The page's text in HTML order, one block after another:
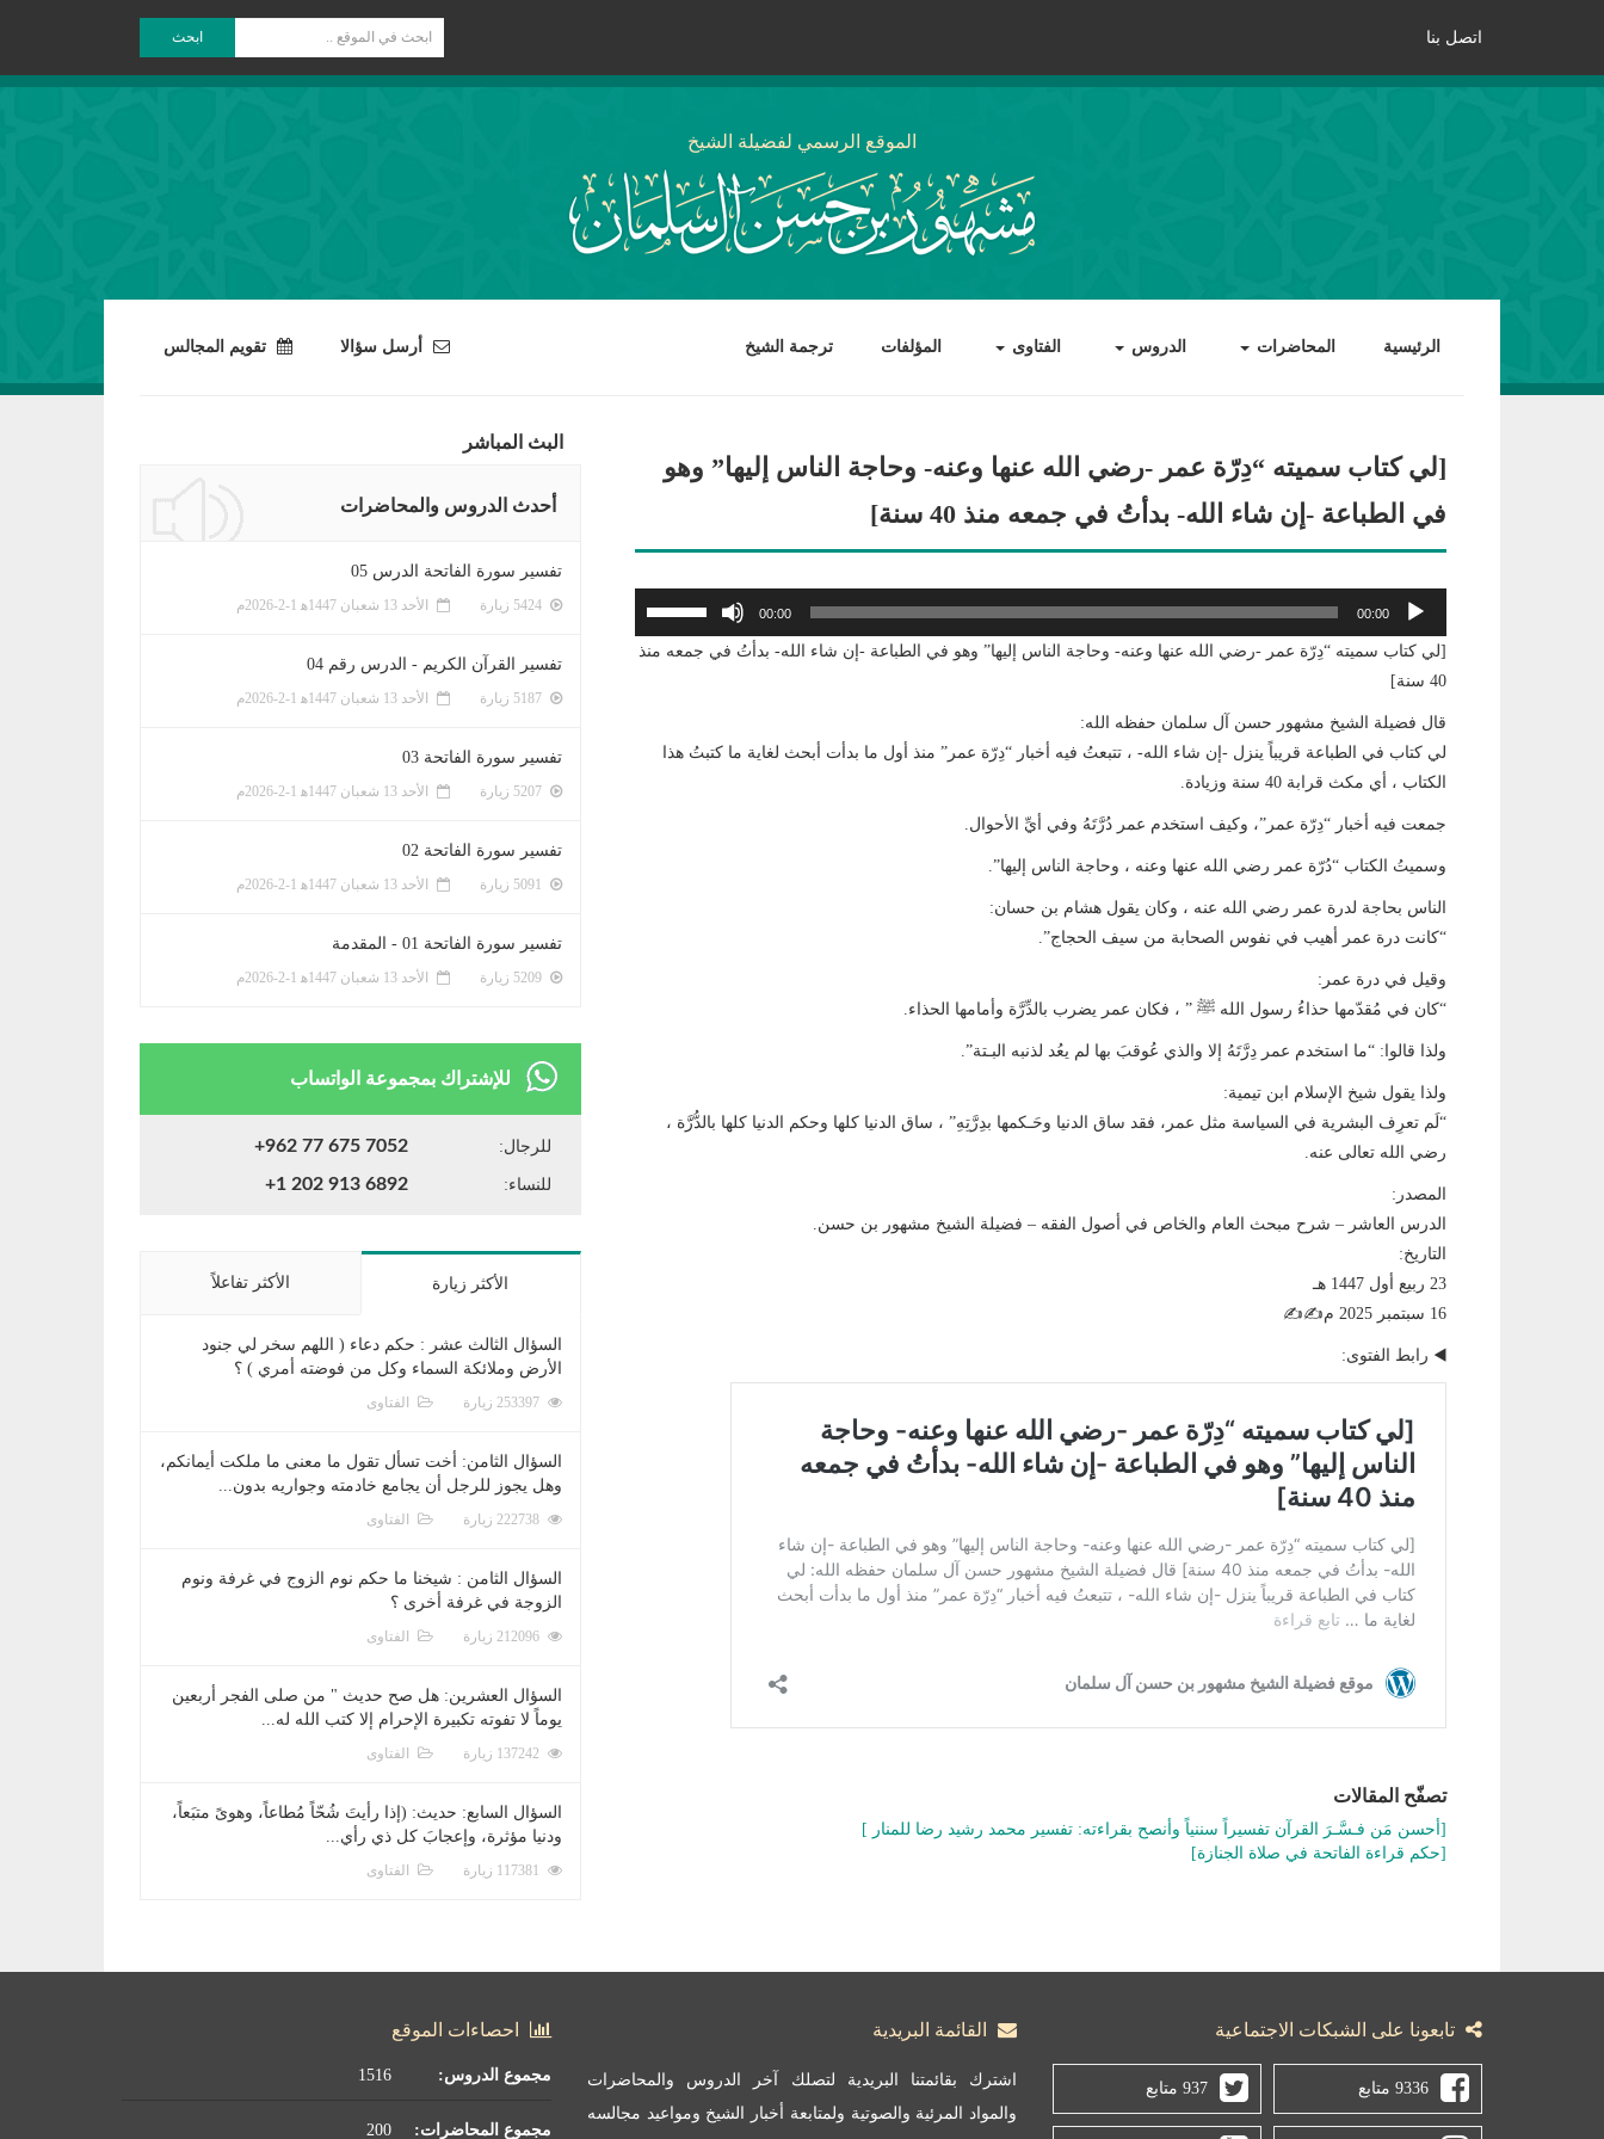
اتصل بنا ابحث
الموقع الرسمي لفضيلة الشيخ
الرئيسية المحاضرات الدروس الفتاوى المؤلفات ترجمة الشيخ أرسل سؤالا تقويم المجالس
[لي كتاب سميته “دِرّة عمر -رضي الله عنها وعنه- وحاجة الناس إليها” وهو
في الطباعة -إن شاء الله- بدأتُ في جمعه منذ 40 سنة]
مشغل
الصوت
00:00
00:00
الأسهم
[لي كتاب سميته “دِرّة عمر -رضي الله عنها وعنه- وحاجة الناس إليها” وهو في الطباعة -إن شاء الله- بدأتُ في جمعه منذ
40 سنة]
قال فضيلة الشيخ مشهور حسن آل سلمان حفظه الله:
لي كتاب في الطباعة قريباً ينزل -إن شاء الله- ، تتبعتُ فيه أخبار “دِرّة عمر” منذ أول ما بدأت أبحث لغاية ما كتبتُ هذا
الكتاب ، أي مكث قرابة 40 سنة وزيادة.
جمعت فيه أخبار “دِرّة عمر”، وكيف استخدم عمر دُرَّتَهُ وفي أيِّ الأحوال.
وسميتُ الكتاب “دُرّة عمر رضي الله عنها وعنه ، وحاجة الناس إليها”.
الناس بحاجة لدرة عمر رضي الله عنه ، وكان يقول هشام بن حسان:
“كانت درة عمر أهيب في نفوس الصحابة من سيف الحجاج”.
وقيل في درة عمر:
“كان في مُقدّمها حذاءُ رسول الله ﷺ ” ، فكان عمر يضرب بالدِّرَّة وأمامها الحذاء.
ولذا قالوا: “ما استخدم عمر دِرَّتَهُ إلا والذي عُوقبَ بها لم يعُد لذنبه البـتة”.
ولذا يقول شيخ الإسلام ابن تيمية:
“لَم تعرِف البشرية في السياسة مثل عمر، فقد ساق الدنيا وحَـكمها بدِرَّتِهِ” ، ساق الدنيا كلها وحكم الدنيا كلها بالدُّرَّة ،
رضي الله تعالى عنه.
المصدر:
الدرس العاشر – شرح مبحث العام والخاص في أصول الفقه – فضيلة الشيخ مشهور بن حسن.
التاريخ:
23 ربيع أول 1447 هـ
16 سبتمبر 2025 م✍️✍️
◀️ رابط الفتوى:
تصفّح المقالات
[أحسن مَن فـسَّـرَ القرآن تفسيراً سننياً وأنصح بقراءته: تفسير محمد رشيد رضا للمنار ]
[حكم قراءة الفاتحة في صلاة الجنازة]
البث المباشر
أحدث الدروس والمحاضرات
تفسير سورة الفاتحة الدرس 05
الأحد 13 شعبان 1447ﻫ 1-2-2026م
تفسير القرآن الكريم - الدرس رقم 04
الأحد 13 شعبان 1447ﻫ 1-2-2026م
تفسير سورة الفاتحة 03
الأحد 13 شعبان 1447ﻫ 1-2-2026م
تفسير سورة الفاتحة 02
الأحد 13 شعبان 1447ﻫ 1-2-2026م
تفسير سورة الفاتحة 01 - المقدمة
الأحد 13 شعبان 1447ﻫ 1-2-2026م
للإشتراك بمجموعة الواتساب
للرجال: +962 77 675 7052
للنساء: +1 202 913 6892
الأكثر زيارة الأكثر تفاعلاً
السؤال الثالث عشر : حكم دعاء ( اللهم سخر لي جنود
الأرض وملائكة السماء وكل من فوضته أمري ) ؟
الفتاوى
السؤال الثامن: أخت تسأل تقول ما معنى ما ملكت أيمانكم،
وهل يجوز للرجل أن يجامع خادمته وجواريه بدون...
الفتاوى
السؤال الثامن : شيخنا ما حكم نوم الزوج في غرفة ونوم
الزوجة في غرفة أخرى ؟
الفتاوى
السؤال العشرين: هل صح حديث " من صلى الفجر أربعين
يوماً لا تفوته تكبيرة الإحرام إلا كتب الله له...
الفتاوى
السؤال السابع: حديث: (إذا رأيتَ شُحّاً مُطاعاً، وهوىً متبَعاً،
ودنيا مؤثرة، وإعجابَ كل ذي رأي...
الفتاوى
تابعونا على الشبكات الاجتماعية
9336 متابع 937 متابع
القائمة البريدية
اشترك بقائمتنا البريدية لتصلك آخر الدروس والمحاضرات
والمواد المرئية والصوتية ولمتابعة أخبار الشيخ ومواعيد مجالسه
احصاءات الموقع
مجموع الدروس:
مجموع المحاضرات: